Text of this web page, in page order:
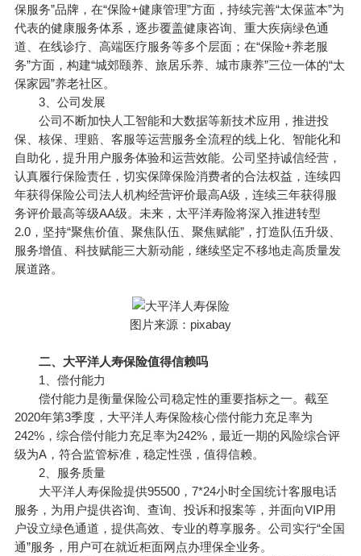
保服务”品牌，在“保险+健康管理”方面，持续完善“太保蓝本”为
代表的健康服务体系，逐步覆盖健康咨询、重大疾病绿色通
道、在线诊疗、高端医疗服务等多个层面；在“保险+养老服
务”方面，构建“城郊颐养、旅居乐养、城市康养”三位一体的“太
保家园”养老社区。
3、公司发展
公司不断加快人工智能和大数据等新技术应用，推进投
保、核保、理赔、客服等运营服务全流程的线上化、智能化和
自助化，提升用户服务体验和运营效能。公司坚持诚信经营，
认真履行保险责任，切实保障保险消费者的合法权益，连续四
年获得保险公司法人机构经营评价最高A级，连续三年获得服
务评价最高等级AA级。未来，太平洋寿险将深入推进转型
2.0，坚持“聚焦价值、聚焦队伍、聚焦赋能”，打造队伍升级、
服务增值、科技赋能三大新动能，继续坚定不移地走高质量发
展道路。
图片来源：pixabay
二、大平洋人寿保险值得信赖吗
1、偿付能力
偿付能力是衡量保险公司稳定性的重要指标之一。截至
2020年第3季度，大平洋人寿保险核心偿付能力充足率为
242%，综合偿付能力充足率为242%，最近一期的风险综合评
级为A，符合监管标准，稳定性强，值得信赖。
2、服务质量
大平洋人寿保险提供95500，7*24小时全国统计客服电话
服务，为用户提供咨询、查询、投诉和报案等，并面向VIP用
户设立绿色通道，提供高效、专业的尊享服务。公司实行“全国
通”服务，用户可在就近柜面网点办理保全业务。